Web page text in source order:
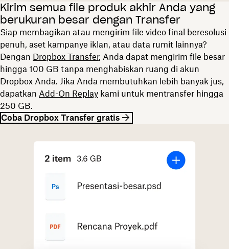
Kirim semua file produk akhir Anda yang
berukuran besar dengan Transfer
Siap membagikan atau mengirim file video final beresolusi
penuh, aset kampanye iklan, atau data rumit lainnya?
Dengan Dropbox Transfer, Anda dapat mengirim file besar
hingga 100 GB tanpa menghabiskan ruang di akun
Dropbox Anda. Jika Anda membutuhkan lebih banyak jus,
dapatkan Add-On Replay kami untuk mentransfer hingga
250 GB.
Coba Dropbox Transfer gratis